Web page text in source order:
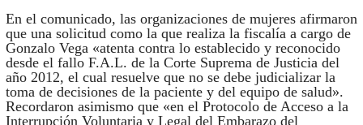
En el comunicado, las organizaciones de mujeres afirmaron
que una solicitud como la que realiza la fiscalía a cargo de
Gonzalo Vega «atenta contra lo establecido y reconocido
desde el fallo F.A.L. de la Corte Suprema de Justicia del
año 2012, el cual resuelve que no se debe judicializar la
toma de decisiones de la paciente y del equipo de salud».
Recordaron asimismo que «en el Protocolo de Acceso a la
Interrupción Voluntaria y Legal del Embarazo del